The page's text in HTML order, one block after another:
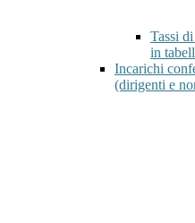
Tassi
in
Incarichi
(dirigenti e